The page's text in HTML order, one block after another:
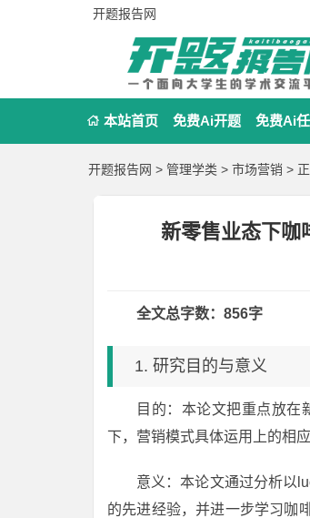
开题报告网
 本站首页 免费Ai开题 免费Ai
开题报告网 > 管理学类 > 市场营销 >
新零售业态下
全文总字数：856字
1. 研究目的与意义
目的：本论文把重点放在
下，营销模式具体运用上的相
意义：本论文通过分析以
的先进经验，并进一步学习咖